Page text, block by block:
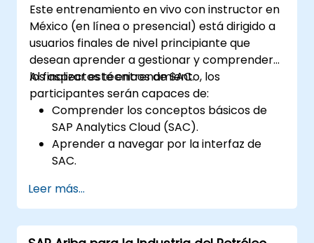
Este entrenamiento en vivo con instructor en
México (en línea o presencial) está dirigido a
usuarios finales de nivel principiante que
desean aprender a gestionar y comprender
los aspectos técnicos de SAC.
Al finalizar este entrenamiento, los
participantes serán capaces de:
Comprender los conceptos básicos de
SAP Analytics Cloud (SAC).
Aprender a navegar por la interfaz de
SAC.
Diseñar paneles interactivos y
visualizaciones.
Utilizar las funciones de SAC para
Leer más...